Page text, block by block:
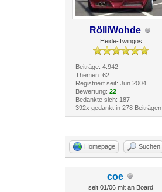
RölliWohde
Heide-Twingos
Beiträge: 4.942
Themen: 62
Registriert seit: Jun 2004
Bewertung: 22
Bedankte sich: 187
392x gedankt in 278 Beiträgen
Homepage Suchen
coe
seit 01/06 mit an Board